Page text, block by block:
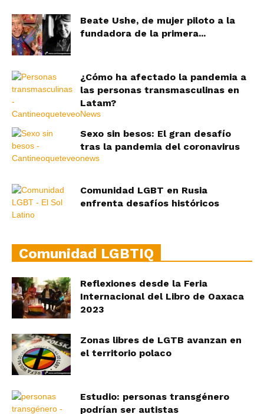
Beate Ushe, de mujer piloto a la
fundadora de la primera...
¿Cómo ha afectado la pandemia a
las personas transmasculinas en
Latam?
Sexo sin besos: El gran desafío
tras la pandemia del coronavirus
Comunidad LGBT en Rusia
enfrenta desafíos históricos
Comunidad LGBTIQ
Reflexiones desde la Feria
Internacional del Libro de Oaxaca
2023
Zonas libres de LGTB avanzan en
el territorio polaco
Estudio: personas transgénero
podrían ser autistas